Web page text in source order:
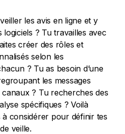
les avis en ligne et y
? Tu travailles avec
créer des rôles et
selon les
? Tu as besoin d’une
les messages
? Tu recherches des
spécifiques ? Voilà
à considérer pour définir tes
veille.